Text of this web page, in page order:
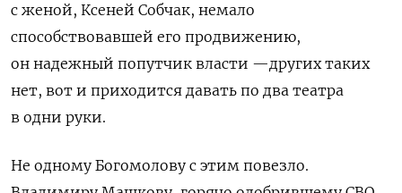
с женой, Ксеней Собчак, немало
способствовавшей его продвижению,
он надежный попутчик власти —других таких
нет, вот и приходится давать по два театра
в одни руки.
Не одному Богомолову с этим повезло.